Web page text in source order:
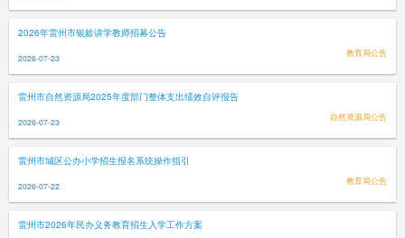
2026年雷州市银龄讲学教师招募公告
2026-07-23 教育局公告
雷州市自然资源局2025年度部门整体支出绩效自评报告
2026-07-23 自然资源局公告
雷州市城区公办小学招生报名系统操作指引
2026-07-22 教育局公告
雷州市2026年民办义务教育招生入学工作方案